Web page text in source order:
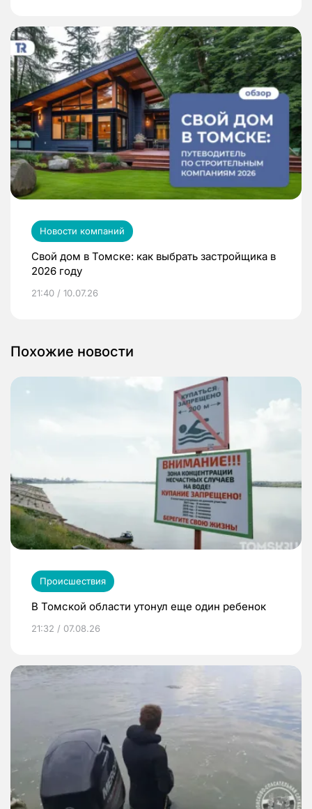
Новости компаний
Свой дом в Томске: как выбрать застройщика в
2026 году
21:40 / 10.07.26
Похожие новости
Происшествия
В Томской области утонул еще один ребенок
21:32 / 07.08.26